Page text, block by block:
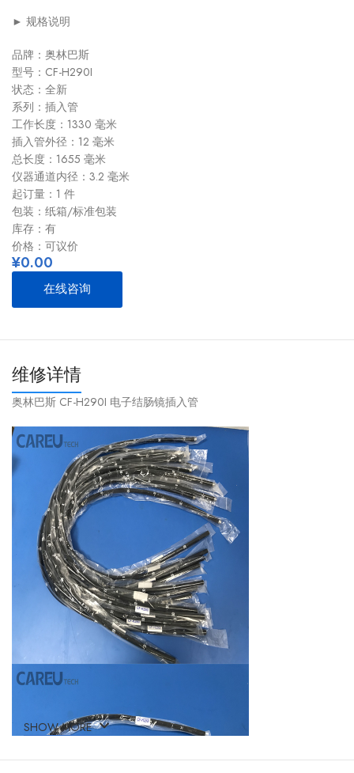
► 规格说明
品牌：奥林巴斯
型号：CF-H290I
状态：全新
系列：插入管
工作长度：1330 毫米
插入管外径：12 毫米
总长度：1655 毫米
仪器通道内径：3.2 毫米
起订量：1 件
包装：纸箱/标准包装
库存：有
价格：可议价
¥0.00
在线咨询
维修详情
奥林巴斯 CF-H290I 电子结肠镜插入管
SHOW MORE